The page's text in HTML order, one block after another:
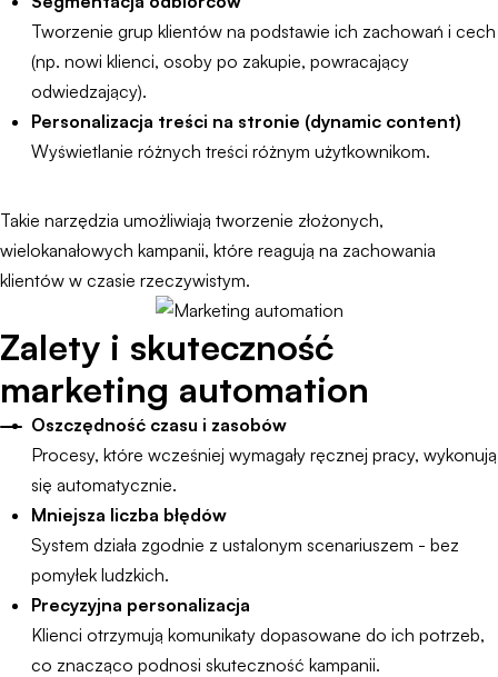
Tworzenie grup klientów na podstawie ich zachowań i cech
(np. nowi klienci, osoby po zakupie, powracający
odwiedzający).
Personalizacja treści na stronie (dynamic content)
Wyświetlanie różnych treści różnym użytkownikom.
Takie narzędzia umożliwiają tworzenie złożonych,
wielokanałowych kampanii, które reagują na zachowania
klientów w czasie rzeczywistym.
Zalety i skuteczność
marketing automation
Oszczędność czasu i zasobów
Procesy, które wcześniej wymagały ręcznej pracy, wykonują
się automatycznie.
Mniejsza liczba błędów
System działa zgodnie z ustalonym scenariuszem - bez
pomyłek ludzkich.
Precyzyjna personalizacja
Klienci otrzymują komunikaty dopasowane do ich potrzeb,
co znacząco podnosi skuteczność kampanii.